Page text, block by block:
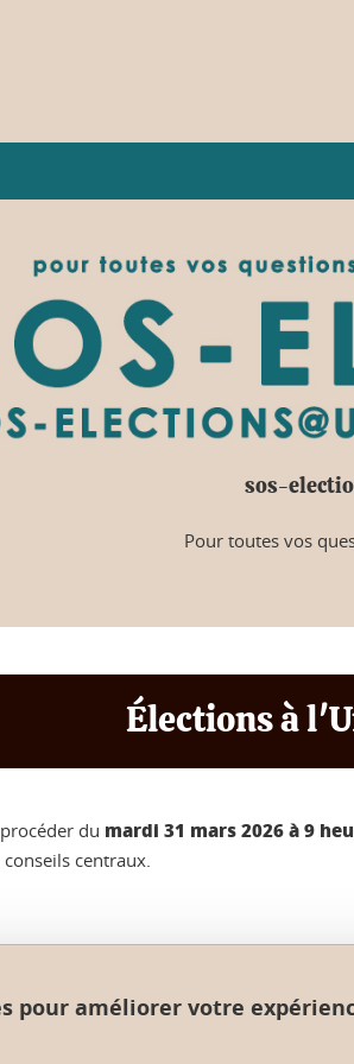
sos-
Pour toutes vos
Élections à
du mardi 31 mars 2026 à 9
centraux.
pour améliorer votre